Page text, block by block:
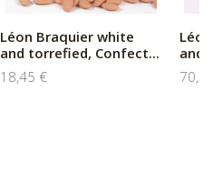
Léon Braquier white
and torrefied, Confect...
18,45 €
and